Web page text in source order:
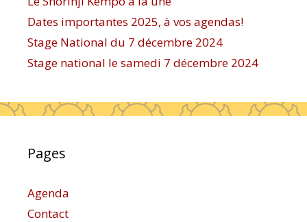
Dates importantes 2025, à vos agendas!
Stage National du 7 décembre 2024
Stage national le samedi 7 décembre 2024
Pages
Agenda
Contact